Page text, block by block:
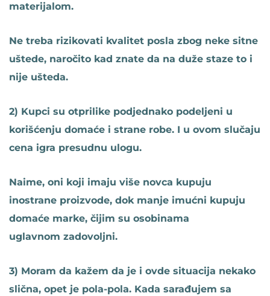
materijalom.
Ne treba rizikovati kvalitet posla zbog neke sitne
uštede, naročito kad znate da na duže staze to i
nije ušteda.
2) Kupci su otprilike podjednako podeljeni u
korišćenju domaće i strane robe. I u ovom slučaju
cena igra presudnu ulogu.
Naime, oni koji imaju više novca kupuju
inostrane proizvode, dok manje imućni kupuju
domaće marke, čijim su osobinama
uglavnom zadovoljni.
3) Moram da kažem da je i ovde situacija nekako
slična, opet je pola-pola. Kada sarađujem sa